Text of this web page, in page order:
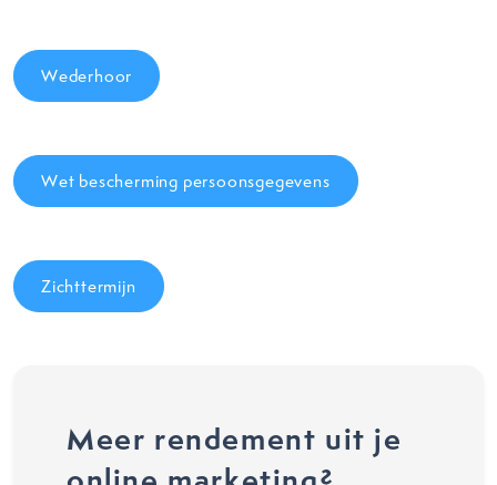
Wederhoor
Wet bescherming persoonsgegevens
Zichttermijn
Meer rendement uit je